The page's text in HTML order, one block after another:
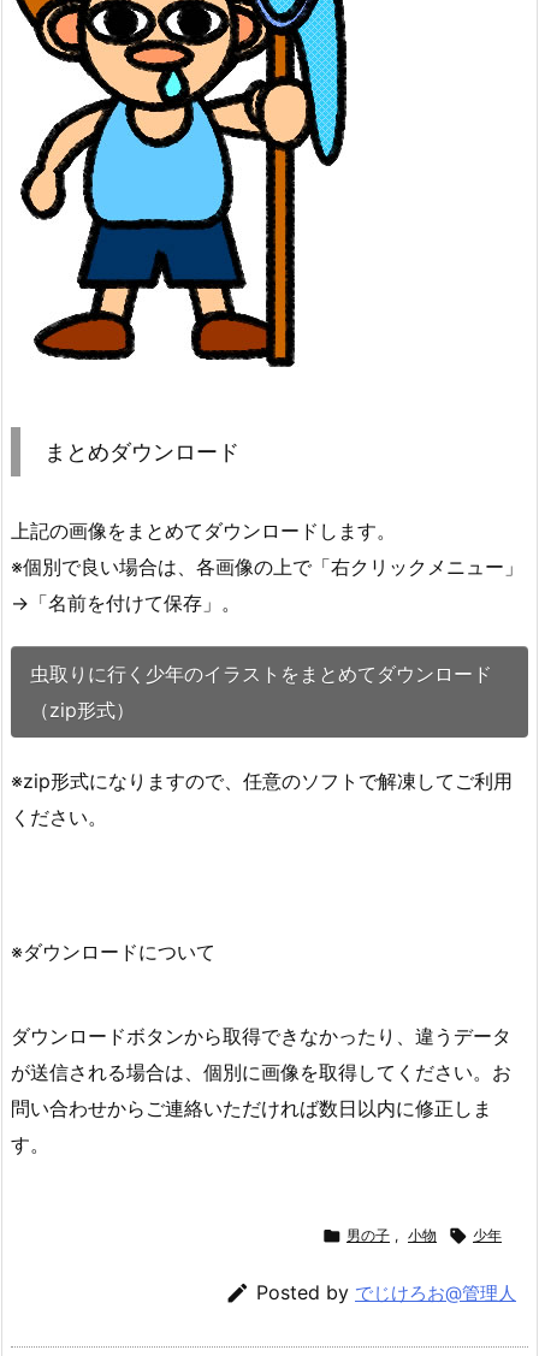
まとめダウンロード
上記の画像をまとめてダウンロードします。
※個別で良い場合は、各画像の上で「右クリックメニュー」
→「名前を付けて保存」。
虫取りに行く少年のイラストをまとめてダウンロード
（zip形式）
※zip形式になりますので、任意のソフトで解凍してご利用
ください。
※ダウンロードについて
ダウンロードボタンから取得できなかったり、違うデータ
が送信される場合は、個別に画像を取得してください。お
問い合わせからご連絡いただければ数日以内に修正しま
す。
 男の子 , 小物  少年
 Posted by でじけろお@管理人